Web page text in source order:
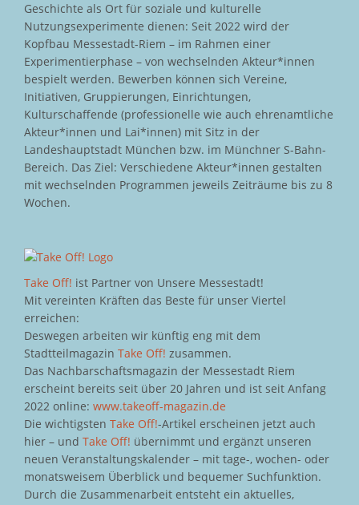
Geschichte als Ort für soziale und kulturelle
Nutzungsexperimente dienen: Seit 2022 wird der
Kopfbau Messestadt-Riem – im Rahmen einer
Experimentierphase – von wechselnden Akteur*innen
bespielt werden. Bewerben können sich Vereine,
Initiativen, Gruppierungen, Einrichtungen,
Kulturschaffende (professionelle wie auch ehrenamtliche
Akteur*innen und Lai*innen) mit Sitz in der
Landeshauptstadt München bzw. im Münchner S-Bahn-
Bereich. Das Ziel: Verschiedene Akteur*innen gestalten
mit wechselnden Programmen jeweils Zeiträume bis zu 8
Wochen.
Take Off! ist Partner von Unsere Messestadt!
Mit vereinten Kräften das Beste für unser Viertel
erreichen:
Deswegen arbeiten wir künftig eng mit dem
Stadtteilmagazin Take Off! zusammen.
Das Nachbarschaftsmagazin der Messestadt Riem
erscheint bereits seit über 20 Jahren und ist seit Anfang
2022 online: www.takeoff-magazin.de
Die wichtigsten Take Off!-Artikel erscheinen jetzt auch
hier – und Take Off! übernimmt und ergänzt unseren
neuen Veranstaltungskalender – mit tage-, wochen- oder
monatsweisem Überblick und bequemer Suchfunktion.
Durch die Zusammenarbeit entsteht ein aktuelles,